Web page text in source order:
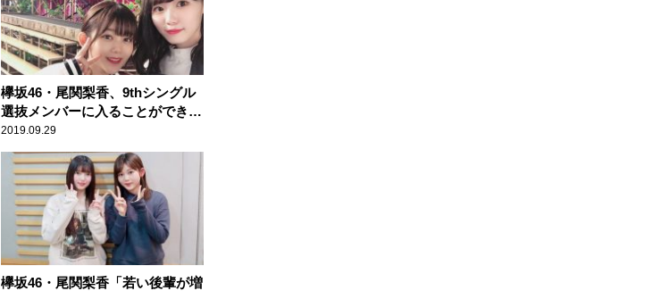
欅坂46・尾関梨香、9thシングル
選抜メンバーに入ることができな
かった心境を語る
2019.09.29
欅坂46・尾関梨香「若い後輩が増